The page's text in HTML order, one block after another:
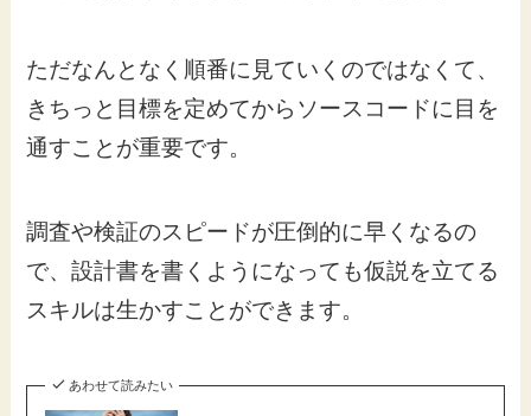
ただなんとなく順番に見ていくのではなくて、
きちっと目標を定めてからソースコードに目を
通すことが重要です。
調査や検証のスピードが圧倒的に早くなるの
で、設計書を書くようになっても仮説を立てる
スキルは生かすことができます。
あわせて読みたい